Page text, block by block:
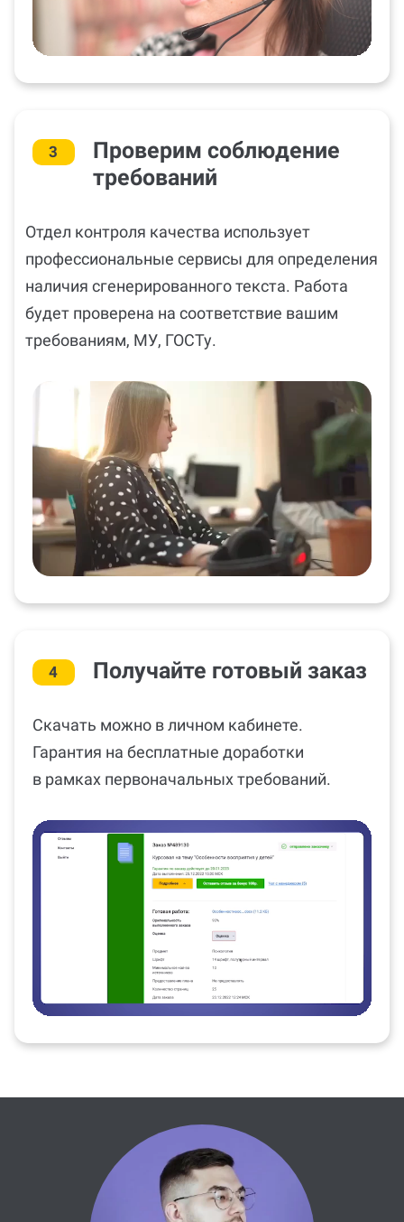
3
Проверим соблюдение
требований
Отдел контроля качества использует
профессиональные сервисы для определения
наличия сгенерированного текста. Работа
будет проверена на соответствие вашим
требованиям, МУ, ГОСТу.
4 Получайте готовый заказ
Скачать можно в личном кабинете.
Гарантия на бесплатные доработки
в рамках первоначальных требований.